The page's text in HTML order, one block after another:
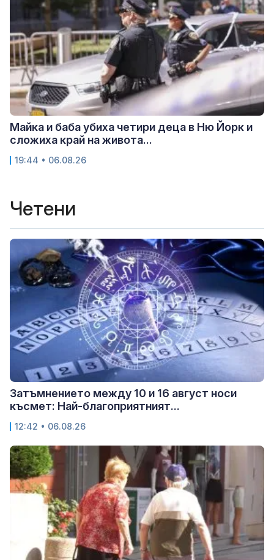
Майка и баба убиха четири деца в Ню Йорк и
сложиха край на живота...
19:44 • 06.08.26
Четени
Затъмнението между 10 и 16 август носи
късмет: Най-благоприятният...
12:42 • 06.08.26